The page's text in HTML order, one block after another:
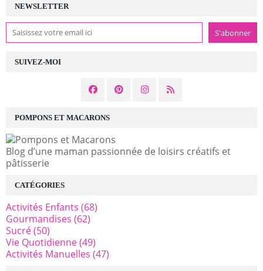
NEWSLETTER
SUIVEZ-MOI
POMPONS ET MACARONS
Blog d’une maman passionnée de loisirs créatifs et
pâtisserie
CATÉGORIES
Activités Enfants (68)
Gourmandises (62)
Sucré(50)
Vie Quotidienne(49)
Activités Manuelles (47)